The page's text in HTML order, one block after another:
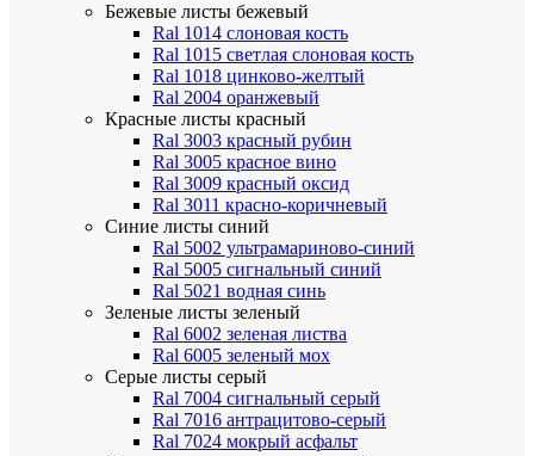
Бежевые листы бежевый
Ral 1014 слоновая кость
Ral 1015 светлая слоновая кость
Ral 1018 цинково-желтый
Ral 2004 оранжевый
Красные листы красный
Ral 3003 красный рубин
Ral 3005 красное вино
Ral 3009 красный оксид
Ral 3011 красно-коричневый
Синие листы синий
Ral 5002 ультрамариново-синий
Ral 5005 сигнальный синий
Ral 5021 водная синь
Зеленые листы зеленый
Ral 6002 зеленая листва
Ral 6005 зеленый мох
Серые листы серый
Ral 7004 сигнальный серый
Ral 7016 антрацитово-серый
Ral 7024 мокрый асфальт